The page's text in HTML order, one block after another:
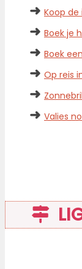
➜ Koop de
➜ Boek je
➜ Boek
➜ Op reis
➜
➜ Valies